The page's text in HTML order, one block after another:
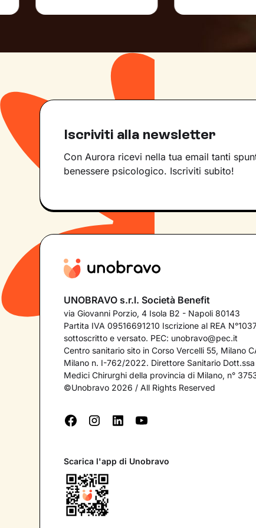
Iscriviti alla newsletter
Con Aurora ricevi nella tua email tanti
benessere psicologico. Iscriviti subito!
UNOBRAVO s.r.l. Società Benefit
via Giovanni Porzio, 4 Isola B2 - Napoli 80143
Partita IVA 09516691210 Iscrizione al REA
sottoscritto e versato. PEC: unobravo@pec.it
Centro sanitario sito in Corso Vercelli 55, Milano
Milano n. I-762/2022. Direttore Sanitario
Medici Chirurghi della provincia di Milano, n°
©Unobravo 2026 / All Rights Reserved
Scarica l'app di Unobravo